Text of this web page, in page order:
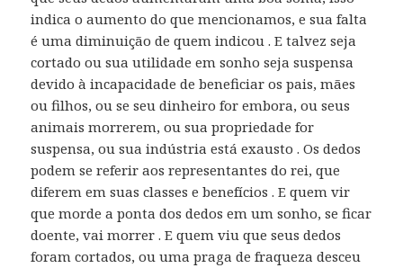
indica o aumento do que mencionamos, e sua falta
é uma diminuição de quem indicou . E talvez seja
cortado ou sua utilidade em sonho seja suspensa
devido à incapacidade de beneficiar os pais, mães
ou filhos, ou se seu dinheiro for embora, ou seus
animais morrerem, ou sua propriedade for
suspensa, ou sua indústria está exausto . Os dedos
podem se referir aos representantes do rei, que
diferem em suas classes e benefícios . E quem vir
que morde a ponta dos dedos em um sonho, se ficar
doente, vai morrer . E quem viu que seus dedos
foram cortados, ou uma praga de fraqueza desceu